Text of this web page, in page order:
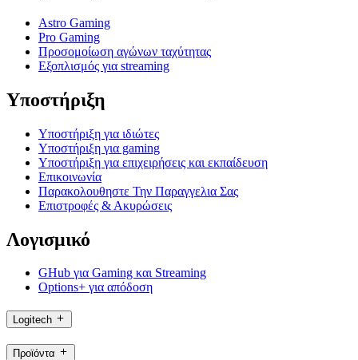
Astro Gaming
Pro Gaming
Προσομοίωση αγώνων ταχύτητας
Εξοπλισμός για streaming
Υποστήριξη
Υποστήριξη για ιδιώτες
Υποστήριξη για gaming
Υποστήριξη για επιχειρήσεις και εκπαίδευση
Επικοινωνία
Παρακολουθηστε Την Παραγγελια Σας
Επιστροφές & Ακυρώσεις
Λογισμικό
GHub για Gaming και Streaming
Options+ για απόδοση
Logitech
Προϊόντα